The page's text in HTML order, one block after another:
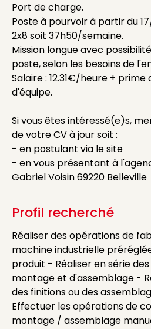
Port de charge.
Poste à pourvoir à partir du
2x8 soit 37h50/semaine.
Mission longue avec
poste, selon les besoins de
Salaire : 12.31€/heure +
d'équipe.
Si vous êtes intéressé(e)s,
de votre CV à jour soit :
- en postulant via le site
- en vous présentant à
Gabriel Voisin 69220 Belleville
Profil recherché
Réaliser des opérations de
machine industrielle
produit - Réaliser en série
montage et d'assemblage -
des finitions ou des
Effectuer les opérations de
montage / assemblage